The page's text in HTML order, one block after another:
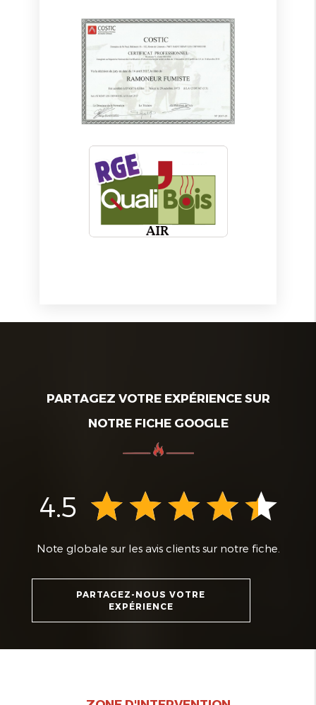
PARTAGEZ VOTRE EXPÉRIENCE SUR
NOTRE FICHE GOOGLE
4.5
Note globale sur les avis clients sur notre fiche.
PARTAGEZ-NOUS VOTRE
EXPÉRIENCE